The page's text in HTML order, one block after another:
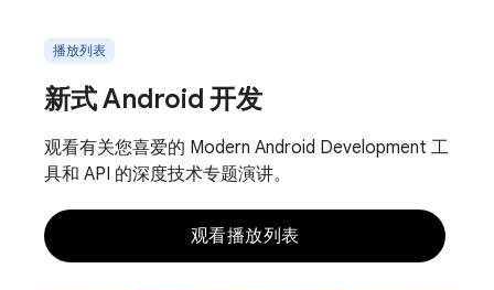
播放列表
新式 Android 开发
观看有关您喜爱的 Modern Android Development 工
具和 API 的深度技术专题演讲。
观看播放列表